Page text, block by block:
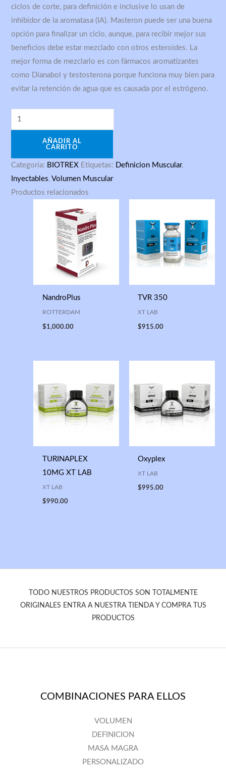
ciclos de corte, para definición e inclusive lo usan de
inhibidor de la aromatasa (IA). Masteron puede ser una buena
opción para finalizar un ciclo, aunque, para recibir mejor sus
beneficios debe estar mezclado con otros esteroides. La
mejor forma de mezclarlo es con fármacos aromatizantes
como Dianabol y testosterona porque funciona muy bien para
evitar la retención de agua que es causada por el estrógeno.
AÑADIR AL
CARRITO
Categoría: BIOTREX Etiquetas: Definicion Muscular,
Inyectables,Volumen Muscular
Productos relacionados
NandroPlus
ROTTERDAM
$1,000.00
TVR 350
XT LAB
$915.00
TURINAPLEX
10MG XT LAB
XT LAB
$990.00
Oxyplex
XT LAB
$995.00
TODO NUESTROS PRODUCTOS SON TOTALMENTE
ORIGINALES ENTRA A NUESTRA TIENDA Y COMPRA TUS
PRODUCTOS
COMBINACIONES PARA ELLOS
VOLUMEN
DEFINICION
MASA MAGRA
PERSONALIZADO